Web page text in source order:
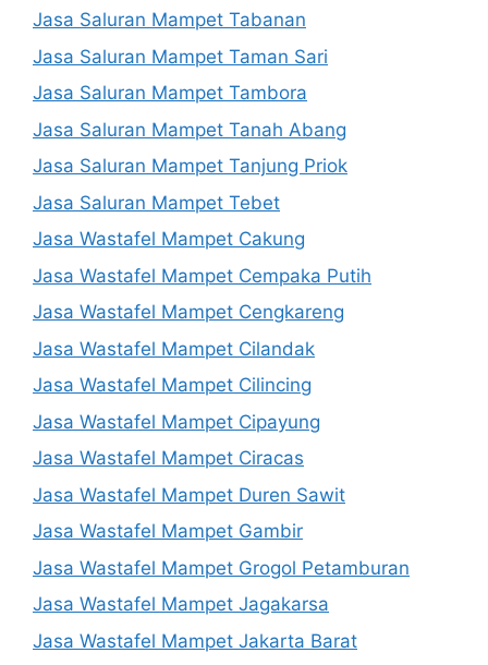
Jasa Saluran Mampet Tabanan
Jasa Saluran Mampet Taman Sari
Jasa Saluran Mampet Tambora
Jasa Saluran Mampet Tanah Abang
Jasa Saluran Mampet Tanjung Priok
Jasa Saluran Mampet Tebet
Jasa Wastafel Mampet Cakung
Jasa Wastafel Mampet Cempaka Putih
Jasa Wastafel Mampet Cengkareng
Jasa Wastafel Mampet Cilandak
Jasa Wastafel Mampet Cilincing
Jasa Wastafel Mampet Cipayung
Jasa Wastafel Mampet Ciracas
Jasa Wastafel Mampet Duren Sawit
Jasa Wastafel Mampet Gambir
Jasa Wastafel Mampet Grogol Petamburan
Jasa Wastafel Mampet Jagakarsa
Jasa Wastafel Mampet Jakarta Barat